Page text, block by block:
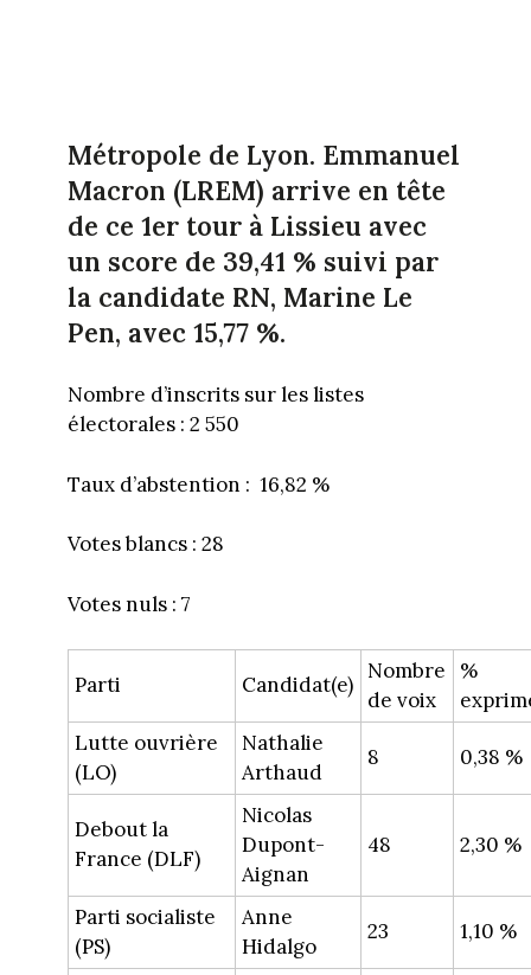
Métropole de Lyon. Emmanuel
Macron (LREM) arrive en tête
de ce 1er tour à Lissieu avec
un score de 39,41 % suivi par
la candidate RN, Marine Le
Pen, avec 15,77 %.
Nombre d’inscrits sur les listes
électorales : 2 550
Taux d’abstention : 16,82 %
Votes blancs : 28
Votes nuls : 7
Parti Candidat(e)
Nombre
de voix
%
Lutte ouvrière
(LO)
Nathalie
Arthaud
8 0,38 %
Debout la
France (DLF)
Nicolas
Dupont-
Aignan
48 2,30 %
Parti socialiste
(PS)
Anne
Hidalgo
23 1,10 %